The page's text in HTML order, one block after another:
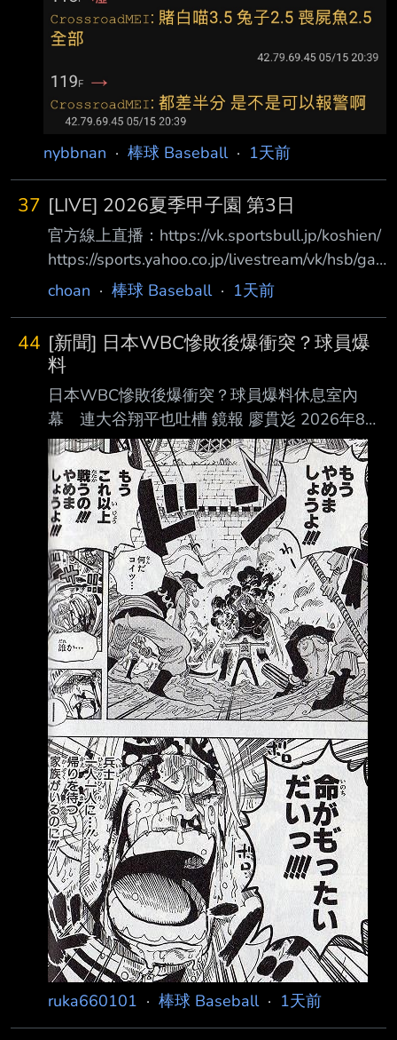
nybbnan · 棒球 Baseball· 1天前
37 [LIVE] 2026夏季甲子園 第3日
官方線上直播：https://vk.sportsbull.jp/koshien/
https://sports.yahoo.co.jp/livestream/vk/hsb/ga
mes/live 第3日目 8月7日（金） 07:00 第1試合
価 Ｃ Ｂ Ｂ Ｂ Ｂ Ｃ Ｂ Ｂ Ｃ Ｂ 12:30 第2試合
八幡商(滋賀) 1 － 7 健大高崎(群馬) 體育報評価
Ｃ Ｂ Ｃ Ｃ Ｃ Ｂ Ａ Ｂ Ｂ Ｂ 15:00 第3試合 立
命館宇治(京都) 3 －
choan · 棒球 Baseball· 1天前
44 [新聞] 日本WBC慘敗後爆衝突？球員爆
料
日本WBC慘敗後爆衝突？球員爆料休息室內
幕 連大谷翔平也吐槽 鏡報 廖貫彣 2026年8月
7日週五 下午1:20 2026年世界棒球經典賽
（WBC）日本隊止步8強，寫下隊史最差成績
後，井端弘和也卸下監 督職務，之後將由井口
資仁接任。《週刊文春》近日刊出多名匿名國手
爆料，直指井端執 教期間最大的問題在於「溝
通不足」，不僅指揮系統混亂，輸給委內瑞拉
後，休息室更一 度爆發衝突，甚至有球員當場
怒喊「不要再說了！」，最終日本武士隊就在低
迷氣氛中解 散。 《週刊文春》訪問4名參與本屆
WBC的日本隊球員，多人將矛頭指向
ruka660101 · 棒球 Baseball· 1天前